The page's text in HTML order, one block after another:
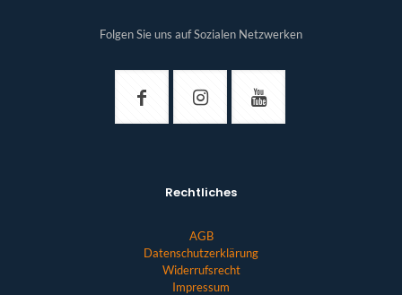
Folgen Sie uns auf Sozialen Netzwerken
Rechtliches
AGB
Datenschutzerklärung
Widerrufsrecht
Impressum